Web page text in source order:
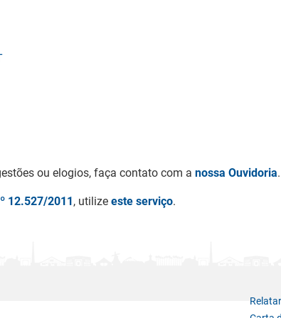
ou elogios, faça contato com a nossa Ouvidoria.
12.527/2011, utilize este serviço.